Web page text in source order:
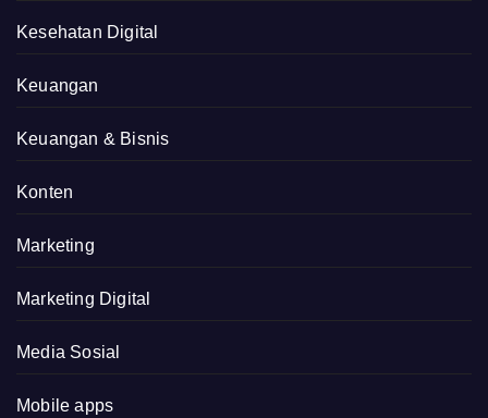
Kesehatan Digital
Keuangan
Keuangan & Bisnis
Konten
Marketing
Marketing Digital
Media Sosial
Mobile apps